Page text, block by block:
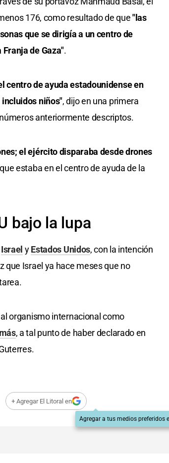
176, como resultado de que"las
que se dirigía a un centro de
de Gaza".
centro de ayuda estadounidense en
incluidos niños", dijo en una primera
anteriormente descriptos.
el ejército disparaba desde drones
estaba en el centro de ayuda de la
bajo la lupa
Israel yEstados Unidos, con la intención
que Israel ya hace meses que no
organismo internacional como
, a tal punto de haber declarado en
+ Agregar El Litoral en
Agregar a tus medios preferidos